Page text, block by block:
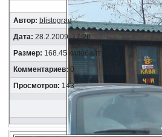
Автор: blistograd
Дата: 28.2.2009, 17:26
Размер: 168.45 килобайт
Комментариев: 0
Просмотров: 143